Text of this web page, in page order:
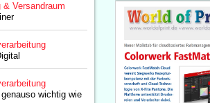
& Versandraum
wichtig wie